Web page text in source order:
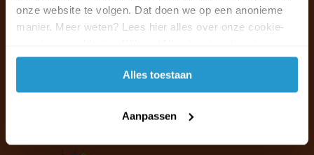
onze website te volgen. Dat doen we op een anonieme
manier. Meer weten? Lees hier alles over onze cookie-
accepteren.
Alles toestaan
Aanpassen